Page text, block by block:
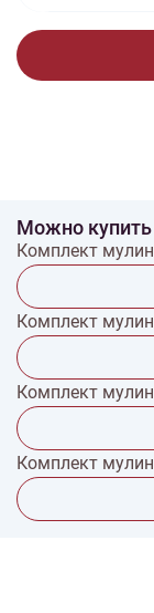
Можно
Комплект
Комплект
Комплект
Комплект